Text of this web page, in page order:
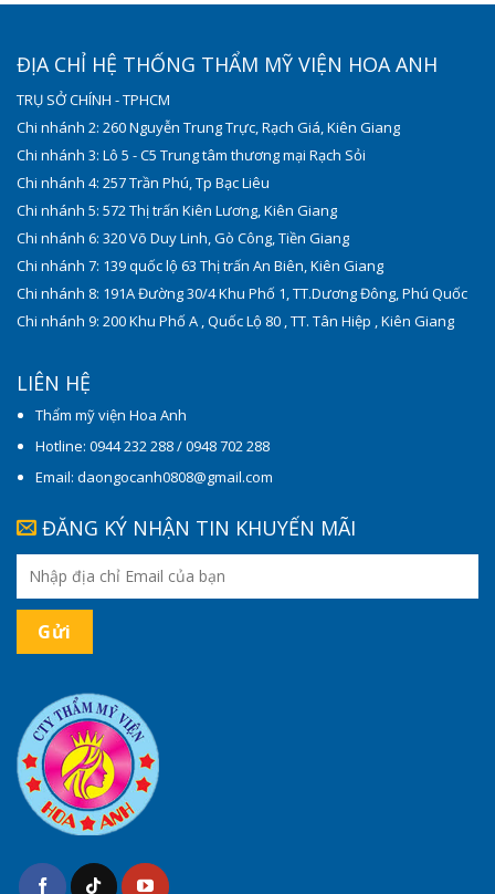
ĐỊA CHỈ HỆ THỐNG THẨM MỸ VIỆN HOA ANH
TRỤ SỞ CHÍNH - TPHCM
Chi nhánh 2: 260 Nguyễn Trung Trực, Rạch Giá, Kiên Giang
Chi nhánh 3: Lô 5 - C5 Trung tâm thương mại Rạch Sỏi
Chi nhánh 4: 257 Trần Phú, Tp Bạc Liêu
Chi nhánh 5: 572 Thị trấn Kiên Lương, Kiên Giang
Chi nhánh 6: 320 Võ Duy Linh, Gò Công, Tiền Giang
Chi nhánh 7: 139 quốc lộ 63 Thị trấn An Biên, Kiên Giang
Chi nhánh 8: 191A Đường 30/4 Khu Phố 1, TT.Dương Đông, Phú Quốc
Chi nhánh 9: 200 Khu Phố A , Quốc Lộ 80 , TT. Tân Hiệp , Kiên Giang
LIÊN HỆ
Thẩm mỹ viện Hoa Anh
Hotline: 0944 232 288 / 0948 702 288
Email: daongocanh0808@gmail.com
ĐĂNG KÝ NHẬN TIN KHUYẾN MÃI